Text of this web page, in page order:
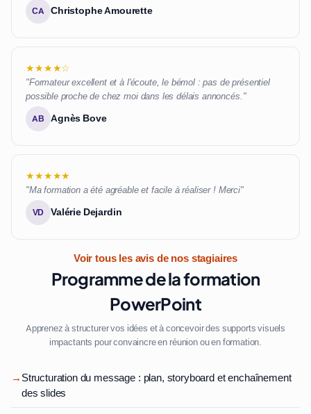
CA Christophe Amourette
★★★★☆
"Formateur excellent et à l'écoute, le bémol : pas de présentiel
possible proche de chez moi dans les délais annoncés."
AB Agnès Bove
★★★★★
"Ma formation a été agréable et facile à réaliser ! Merci"
VD Valérie Dejardin
Voir tous les avis de nos stagiaires
Programme de la formation
PowerPoint
Apprenez à structurer vos idées et à concevoir des supports visuels
impactants pour convaincre en réunion ou en formation.
→ Structuration du message : plan, storyboard et enchaînement
des slides